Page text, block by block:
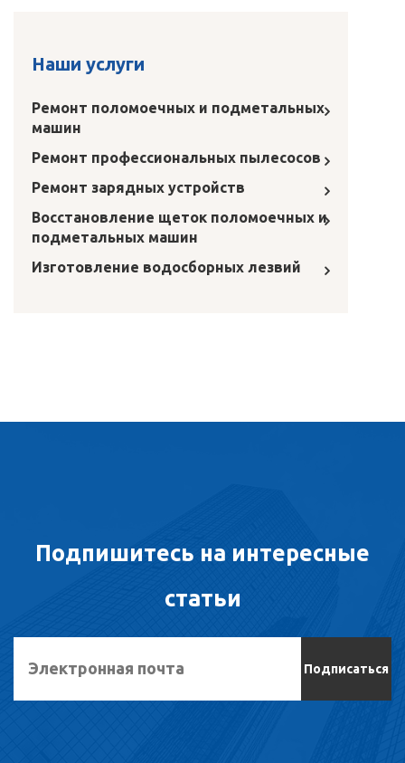
Наши услуги
Ремонт поломоечных и подметальных
машин
Ремонт профессиональных пылесосов
Ремонт зарядных устройств
Восстановление щеток поломоечных и
подметальных машин
Изготовление водосборных лезвий
Подпишитесь на интересные
статьи
Подписаться